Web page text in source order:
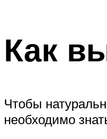
Как
Чтобы
необходимо